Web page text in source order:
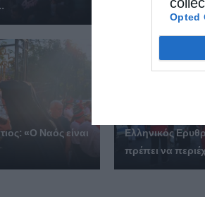
Opted
«Ο Ναός είναι
Ελληνικός
πρέπει να